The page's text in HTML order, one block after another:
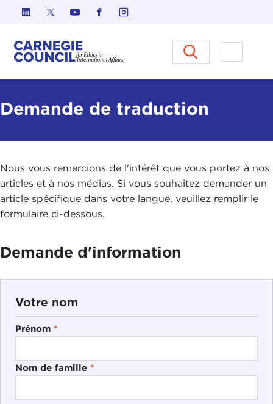
Skip to content
Carnegie Council sur
Ouvrir
Demande de traduction
Nous vous remercions de l'intérêt que vous portez à nos
articles et à nos médias. Si vous souhaitez demander un
article spécifique dans votre langue, veuillez remplir le
formulaire ci-dessous.
Demande d'information
Votre nom
Prénom *
Nom de famille *